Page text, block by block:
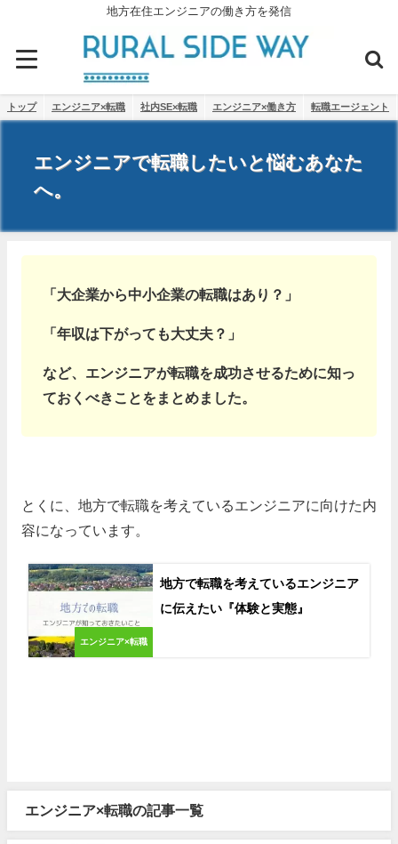
地方在住エンジニアの働き方を発信
トップ エンジニア×転職 社内SE×転職 エンジニア×働き方 転職エージェント
エンジニアで転職したいと悩むあなた
へ。
「大企業から中小企業の転職はあり？」
「年収は下がっても大丈夫？」
など、エンジニアが転職を成功させるために知っ
ておくべきことをまとめました。
とくに、地方で転職を考えているエンジニアに向けた内
容になっています。
エンジニア×転職
地方で転職を考えているエンジニア
に伝えたい『体験と実態』
エンジニア×転職の記事一覧